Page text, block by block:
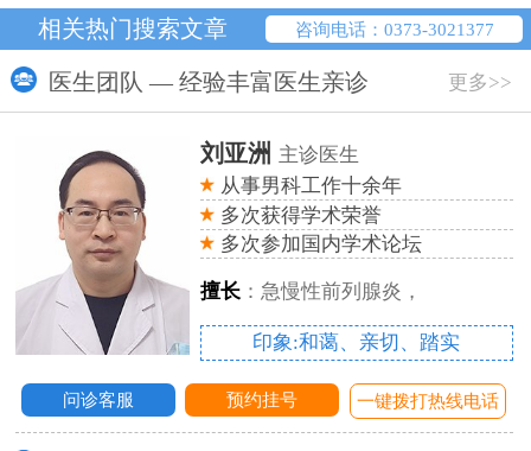
相关热门搜索文章 咨询电话：0373-3021377
医生团队 — 经验丰富医生亲诊 更多>>
刘亚洲 主诊医生
从事男科工作十余年
多次获得学术荣誉
多次参加国内学术论坛
擅长：急慢性前列腺炎，
印象:和蔼、亲切、踏实
问诊客服 预约挂号 一键拨打热线电话